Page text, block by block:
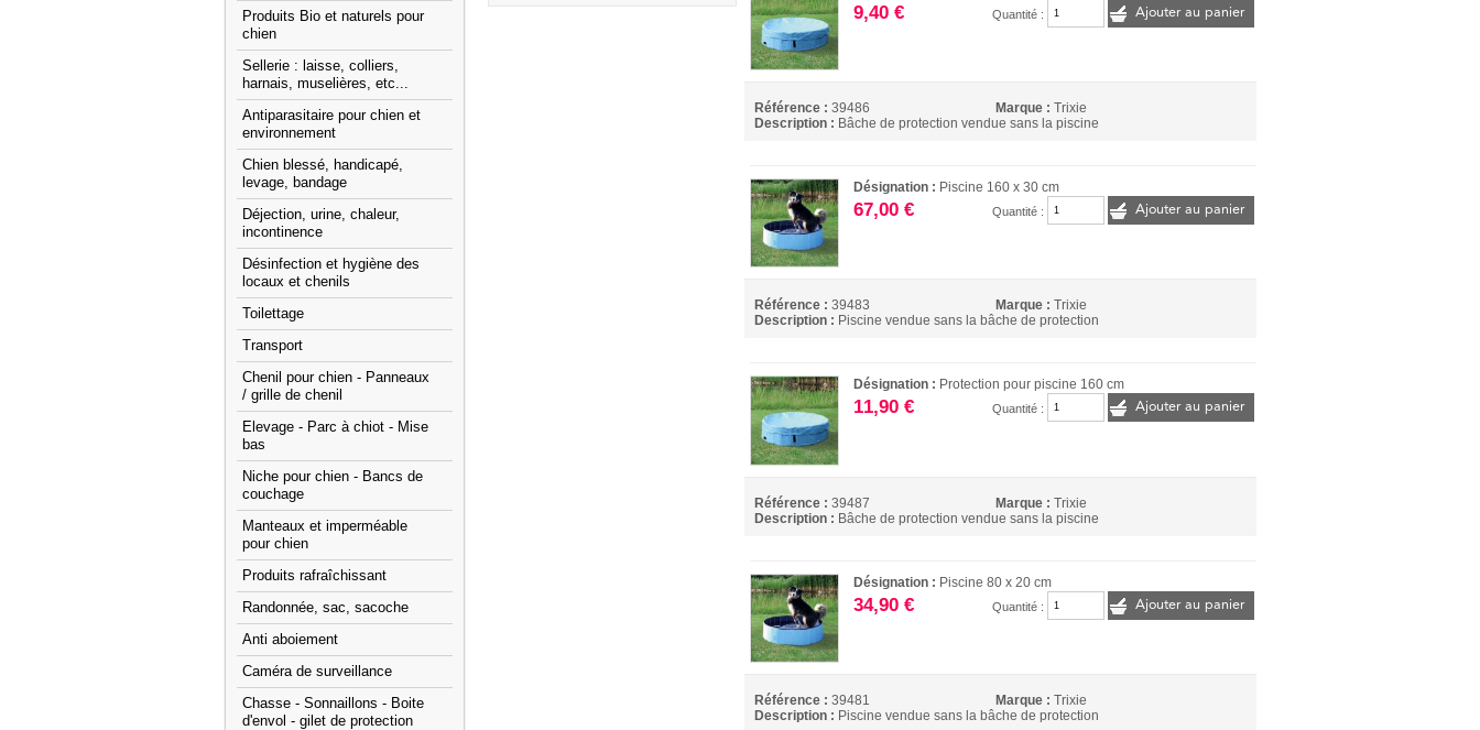
Produits Bio et naturels pour
chien
Sellerie : laisse, colliers,
harnais, muselières, etc...
Antiparasitaire pour chien et
environnement
Chien blessé, handicapé,
levage, bandage
Déjection, urine, chaleur,
incontinence
Désinfection et hygiène des
locaux et chenils
Toilettage
Transport
Chenil pour chien - Panneaux
/ grille de chenil
Elevage - Parc à chiot - Mise
bas
Niche pour chien - Bancs de
couchage
Manteaux et imperméable
pour chien
Produits rafraîchissant
Randonnée, sac, sacoche
Anti aboiement
Caméra de surveillance
Chasse - Sonnaillons - Boite
d'envol - gilet de protection
9,40 € Quantité : Ajouter au panier
Référence : 39486 Marque : Trixie
Description : Bâche de protection vendue sans la piscine
Désignation : Piscine 160 x 30 cm
67,00 € Quantité : Ajouter au panier
Référence : 39483 Marque : Trixie
Description : Piscine vendue sans la bâche de protection
Désignation : Protection pour piscine 160 cm
11,90 € Quantité : Ajouter au panier
Référence : 39487 Marque : Trixie
Description : Bâche de protection vendue sans la piscine
Désignation : Piscine 80 x 20 cm
34,90 € Quantité : Ajouter au panier
Référence : 39481 Marque : Trixie
Description : Piscine vendue sans la bâche de protection